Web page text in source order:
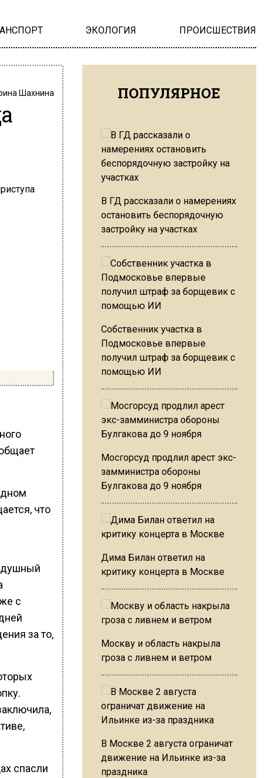
ЭКОЛОГИЯ ПРОИСШЕСТВИЯ
Шахнина
что
с
за то,
спасли
ПОПУЛЯРНОЕ
В ГД рассказали о намерениях
остановить беспорядочную
застройку на участках
Собственник участка в
Подмосковье впервые
получил штраф за борщевик с
помощью ИИ
Мосгорсуд продлил арест экс-
замминистра обороны
Булгакова до 9 ноября
Дима Билан ответил на
критику концерта в Москве
Москву и область накрыла
гроза с ливнем и ветром
В Москве 2 августа ограничат
движение на Ильинке из-за
праздника